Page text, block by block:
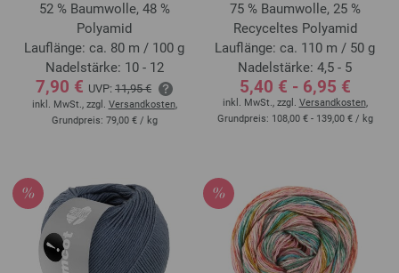
52 % Baumwolle, 48 %
Polyamid
Lauflänge: ca. 80 m / 100 g
Nadelstärke: 10 - 12
7,90 € UVP: 11,95 €
inkl. MwSt., zzgl. Versandkosten,
Grundpreis: 79,00 € / kg
75 % Baumwolle, 25 %
Recyceltes Polyamid
Lauflänge: ca. 110 m / 50 g
Nadelstärke: 4,5 - 5
5,40 € - 6,95 €
inkl. MwSt., zzgl. Versandkosten,
Grundpreis: 108,00 € - 139,00 € / kg